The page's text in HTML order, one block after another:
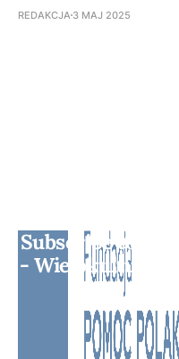
REDAKCJA 3 MAJ 2025
Subscribe to BM
-